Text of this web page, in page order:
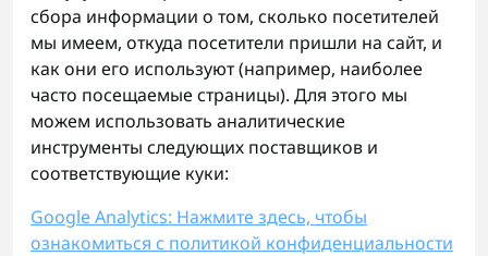
сбора информации о том, сколько посетителей
мы имеем, откуда посетители пришли на сайт, и
как они его используют (например, наиболее
часто посещаемые страницы). Для этого мы
можем использовать аналитические
инструменты следующих поставщиков и
соответствующие куки:
Google Analytics: Нажмите здесь, чтобы
ознакомиться с политикой конфиденциальности